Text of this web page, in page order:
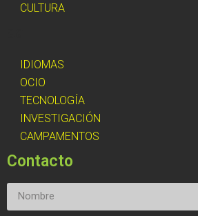
CULTURA
IDIOMAS
OCIO
TECNOLOGÍA
INVESTIGACIÓN
CAMPAMENTOS
Contacto